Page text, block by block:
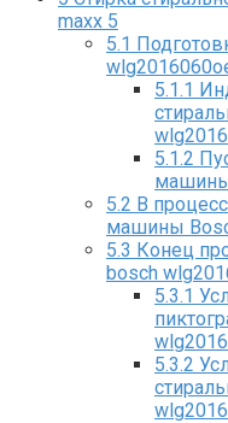
maxx 5
5.1
5.1.1
5.1.2
машины
5.2 В
машины
5.3 Конец
bosch
5.3.1
5.3.2